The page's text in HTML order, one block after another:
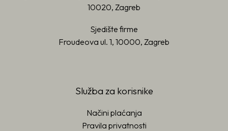
10020, Zagreb
Sjedište firme
Froudeova ul. 1, 10000, Zagreb
Služba za korisnike
Načini plaćanja
Pravila privatnosti